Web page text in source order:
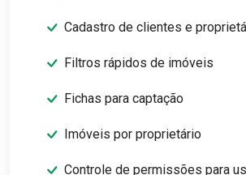
Cadastro de clientes e
Filtros rápidos de imóveis
Fichas para captação
Imóveis por proprietário
Controle de permissões para